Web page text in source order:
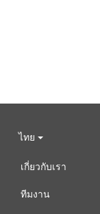
ไทย
เกี่ยวกับเรา
ทีมงาน